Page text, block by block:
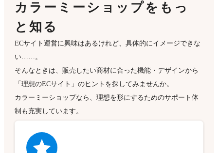
カラーミーショップをもっ
と知る
ECサイト運営に興味はあるけれど、具体的にイメージできな
い……。
そんなときは、販売したい商材に合った機能・デザインから
「理想のECサイト」のヒントを探してみませんか。
カラーミーショップなら、理想を形にするためのサポート体
制も充実しています。